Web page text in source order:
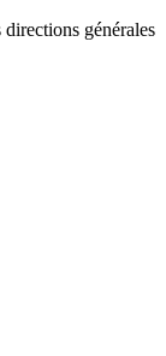
générales